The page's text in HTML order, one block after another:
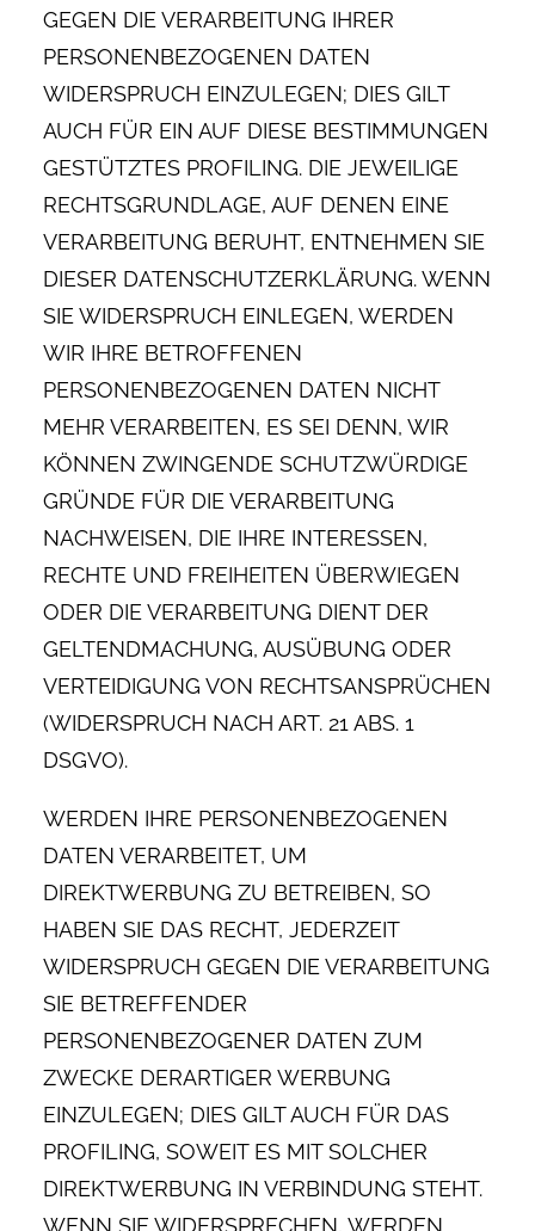
GEGEN DIE VERARBEITUNG IHRER
PERSONENBEZOGENEN DATEN
WIDERSPRUCH EINZULEGEN; DIES GILT
AUCH FÜR EIN AUF DIESE BESTIMMUNGEN
GESTÜTZTES PROFILING. DIE JEWEILIGE
RECHTSGRUNDLAGE, AUF DENEN EINE
VERARBEITUNG BERUHT, ENTNEHMEN SIE
DIESER DATENSCHUTZERKLÄRUNG. WENN
SIE WIDERSPRUCH EINLEGEN, WERDEN
WIR IHRE BETROFFENEN
PERSONENBEZOGENEN DATEN NICHT
MEHR VERARBEITEN, ES SEI DENN, WIR
KÖNNEN ZWINGENDE SCHUTZWÜRDIGE
GRÜNDE FÜR DIE VERARBEITUNG
NACHWEISEN, DIE IHRE INTERESSEN,
RECHTE UND FREIHEITEN ÜBERWIEGEN
ODER DIE VERARBEITUNG DIENT DER
GELTENDMACHUNG, AUSÜBUNG ODER
VERTEIDIGUNG VON RECHTSANSPRÜCHEN
(WIDERSPRUCH NACH ART. 21 ABS. 1
DSGVO).
WERDEN IHRE PERSONENBEZOGENEN
DATEN VERARBEITET, UM
DIREKTWERBUNG ZU BETREIBEN, SO
HABEN SIE DAS RECHT, JEDERZEIT
WIDERSPRUCH GEGEN DIE VERARBEITUNG
SIE BETREFFENDER
PERSONENBEZOGENER DATEN ZUM
ZWECKE DERARTIGER WERBUNG
EINZULEGEN; DIES GILT AUCH FÜR DAS
PROFILING, SOWEIT ES MIT SOLCHER
DIREKTWERBUNG IN VERBINDUNG STEHT.
WENN SIE WIDERSPRECHEN, WERDEN